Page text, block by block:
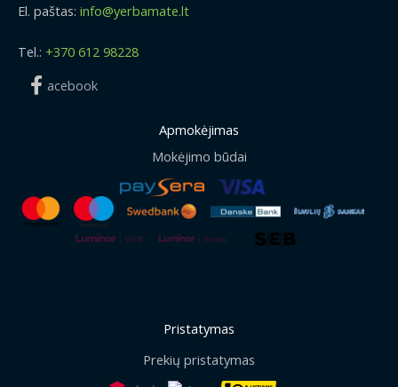
El. paštas: info@yerbamate.lt
Tel.: +370 612 98228
acebook
Apmokėjimas
Mokėjimo būdai
Pristatymas
Prekių pristatymas